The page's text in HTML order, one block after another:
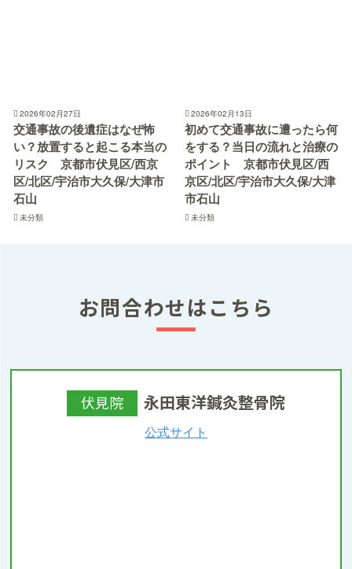
2026年02月27日
交通事故の後遺症はなぜ怖
い？放置すると起こる本当の
リスク 京都市伏見区/西京
区/北区/宇治市大久保/大津市
石山
未分類
2026年02月13日
初めて交通事故に遭ったら何
をする？当日の流れと治療の
ポイント 京都市伏見区/西
京区/北区/宇治市大久保/大津
市石山
未分類
お問合わせはこちら
伏見院 永田東洋鍼灸整骨院
公式サイト